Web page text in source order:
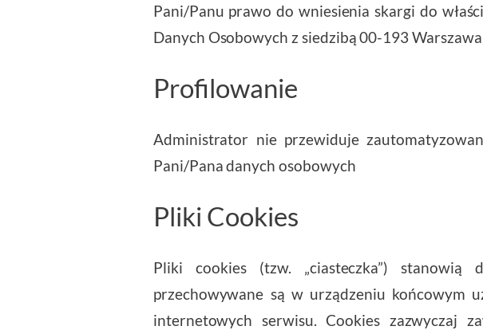
Pani/Panu prawo do wniesienia skargi do
Danych Osobowych z siedzibą 00-193
Profilowanie
Administrator nie przewiduje
Pani/Pana danych osobowych
Pliki Cookies
Pliki cookies (tzw. „ciasteczka”)
przechowywane są w urządzeniu końcowym
internetowych serwisu. Cookies zazwyczaj